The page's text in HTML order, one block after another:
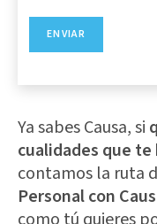
ENVIAR
Ya sabes Causa, si
cualidades que te
contamos la ruta
Personal con
como tú quieres